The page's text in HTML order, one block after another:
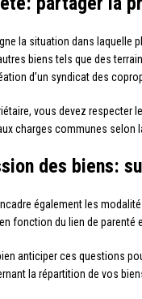
la situation dans laquelle
biens tels que des
d’un syndicat des
vous devez respecter
charges communes selon
des biens:
également les
fonction du lien de parenté
anticiper ces questions
la répartition de vos